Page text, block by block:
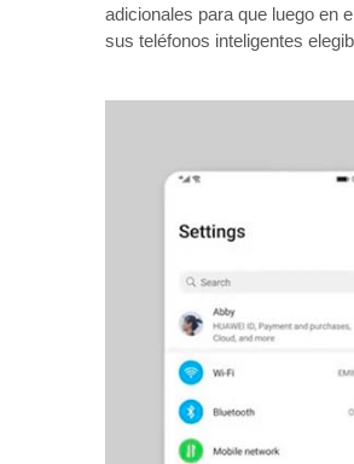
adicionales para que luego en
sus teléfonos inteligentes